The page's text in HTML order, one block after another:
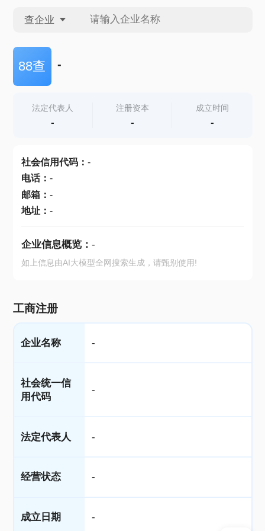
查企业
查企业
查产地
88查 -
法定代表人
-
注册资本
-
成立时间
-
社会信用代码： -
电话： -
邮箱： -
地址： -
企业信息概览： -
如上信息由AI大模型全网搜索生成，请甄别使用!
工商注册
企业名称 -
社会统一信
用代码
-
法定代表人 -
经营状态 -
成立日期 -